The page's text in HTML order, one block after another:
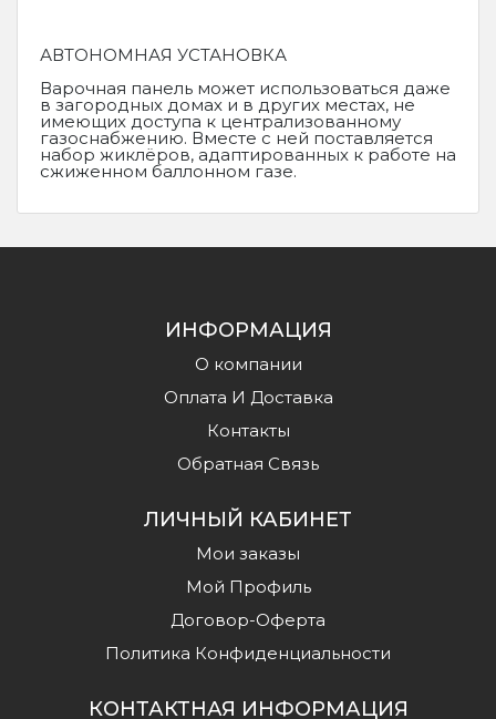
АВТОНОМНАЯ УСТАНОВКА
Варочная панель может использоваться даже
в загородных домах и в других местах, не
имеющих доступа к централизованному
газоснабжению. Вместе с ней поставляется
набор жиклёров, адаптированных к работе на
сжиженном баллонном газе.
ИНФОРМАЦИЯ
О компании
Оплата И Доставка
Контакты
Обратная Связь
ЛИЧНЫЙ КАБИНЕТ
Мои заказы
Мой Профиль
Договор-Оферта
Политика Конфиденциальности
КОНТАКТНАЯ ИНФОРМАЦИЯ